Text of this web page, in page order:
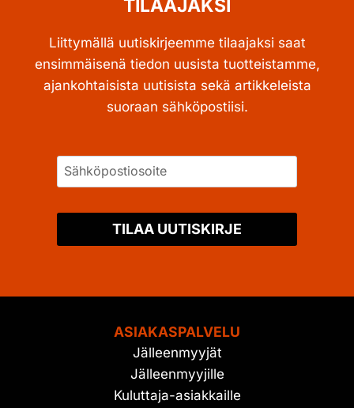
TILAAJAKSI
Liittymällä uutiskirjeemme tilaajaksi saat
ensimmäisenä tiedon uusista tuotteistamme,
ajankohtaisista uutisista sekä artikkeleista
suoraan sähköpostiisi.
TILAA UUTISKIRJE
ASIAKASPALVELU
Jälleenmyyjät
Jälleenmyyjille
Kuluttaja-asiakkaille